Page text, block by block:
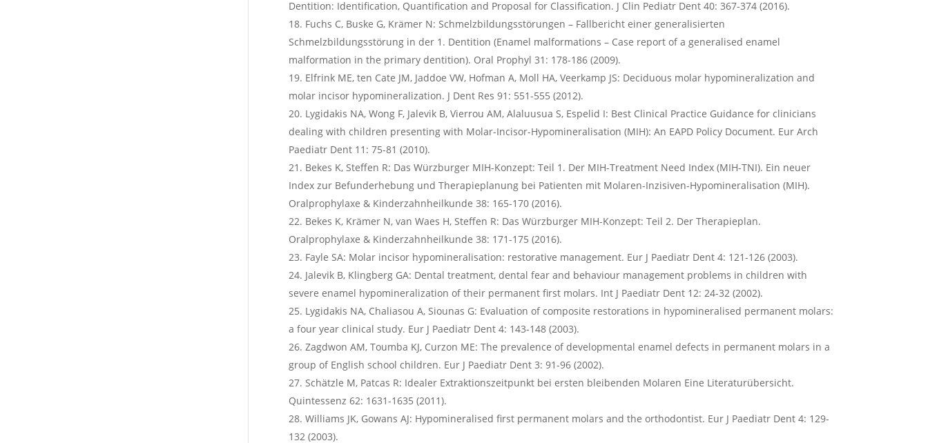
Dentition: Identification, Quantification and Proposal for Classification. J Clin Pediatr Dent 40: 367-374 (2016).
Fuchs C, Buske G, Krämer N: Schmelzbildungsstörungen – Fallbericht einer generalisierten
Schmelzbildungsstörung in der 1. Dentition (Enamel malformations – Case report of a generalised enamel
malformation in the primary dentition). Oral Prophyl 31: 178-186 (2009).
Elfrink ME, ten Cate JM, Jaddoe VW, Hofman A, Moll HA, Veerkamp JS: Deciduous molar hypomineralization and
molar incisor hypomineralization. J Dent Res 91: 551-555 (2012).
Lygidakis NA, Wong F, Jalevik B, Vierrou AM, Alaluusua S, Espelid I: Best Clinical Practice Guidance for clinicians
dealing with children presenting with Molar-Incisor-Hypomineralisation (MIH): An EAPD Policy Document. Eur Arch
Paediatr Dent 11: 75-81 (2010).
Bekes K, Steffen R: Das Würzburger MIH-Konzept: Teil 1. Der MIH-Treatment Need Index (MIH-TNI). Ein neuer
Index zur Befunderhebung und Therapieplanung bei Patienten mit Molaren-Inzisiven-Hypomineralisation (MIH).
Oralprophylaxe & Kinderzahnheilkunde 38: 165-170 (2016).
Bekes K, Krämer N, van Waes H, Steffen R: Das Würzburger MIH-Konzept: Teil 2. Der Therapieplan.
Oralprophylaxe & Kinderzahnheilkunde 38: 171-175 (2016).
Fayle SA: Molar incisor hypomineralisation: restorative management. Eur J Paediatr Dent 4: 121-126 (2003).
Jalevik B, Klingberg GA: Dental treatment, dental fear and behaviour management problems in children with
severe enamel hypomineralization of their permanent first molars. Int J Paediatr Dent 12: 24-32 (2002).
Lygidakis NA, Chaliasou A, Siounas G: Evaluation of composite restorations in hypomineralised permanent molars:
a four year clinical study. Eur J Paediatr Dent 4: 143-148 (2003).
Zagdwon AM, Toumba KJ, Curzon ME: The prevalence of developmental enamel defects in permanent molars in a
group of English school children. Eur J Paediatr Dent 3: 91-96 (2002).
Schätzle M, Patcas R: Idealer Extraktionszeitpunkt bei ersten bleibenden Molaren Eine Literaturübersicht.
Quintessenz 62: 1631-1635 (2011).
Williams JK, Gowans AJ: Hypomineralised first permanent molars and the orthodontist. Eur J Paediatr Dent 4: 129-
132 (2003).